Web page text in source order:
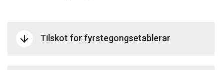
arrow_downward Tilskot for fyrstegongsetablerar